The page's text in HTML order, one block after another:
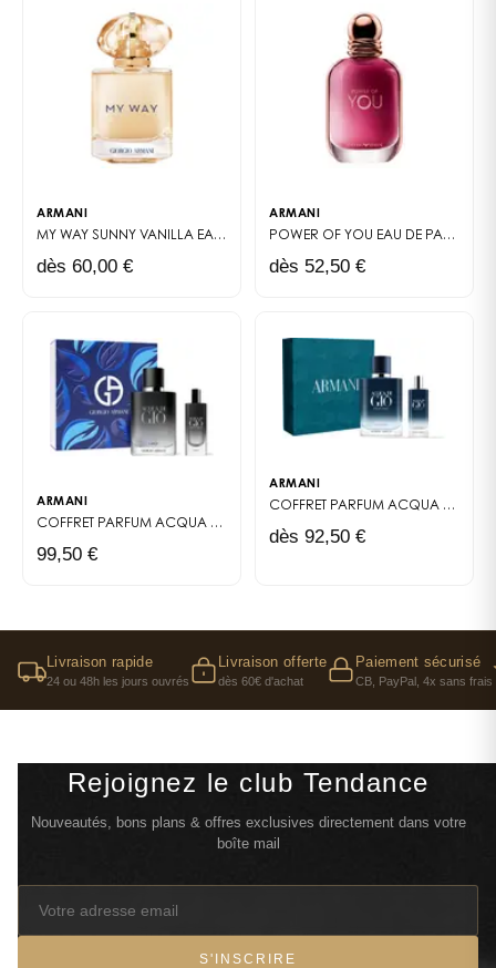
ARMANI
MY WAY SUNNY VANILLA EAU DE PARFUM
dès 60,00 €
ARMANI
POWER OF YOU EAU DE PARFUM
dès 52,50 €
ARMANI
COFFRET PARFUM ACQUA DI GIÒ PARFUM
99,50 €
ARMANI
COFFRET PARFUM ACQUA DI GIÒ PROFONDO
dès 92,50 €
Livraison rapide
24 ou 48h les jours ouvrés
Livraison offerte
dès 60€ d'achat
Paiement sécurisé
CB, PayPal, 4x sans frais
Rejoignez le club Tendance
Nouveautés, bons plans & offres exclusives directement dans votre
boîte mail
S'INSCRIRE